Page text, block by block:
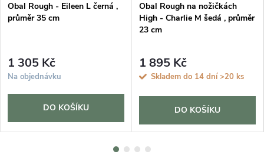
Obal Rough - Eileen L černá ,
průměr 35 cm
1 305 Kč
Na objednávku
DO KOŠÍKU
Obal Rough na nožičkách
High - Charlie M šedá , průměr
23 cm
1 895 Kč
Skladem do 14 dní>20 ks
DO KOŠÍKU